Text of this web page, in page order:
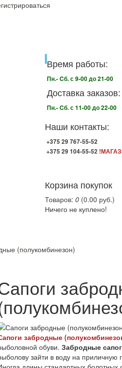
Время работы:
Пн.- Cб. с 9-00 до 21-00
Доставка заказов:
Пн.- Cб. с 11-00 до 22-00
Наши контакты:
+375 29 767-55-52
+375 29 104-55-52
Корзина покупок
Товаров: 0 (0.00 руб.)
Ничего не куплено!
(полукомбинезон)
забродные
обуви. Забродные
зайти в воду на приличную